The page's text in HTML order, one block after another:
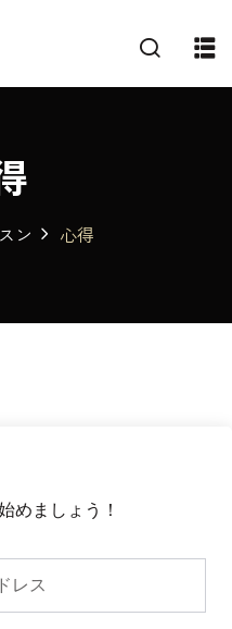
ン 心得
めましょう！